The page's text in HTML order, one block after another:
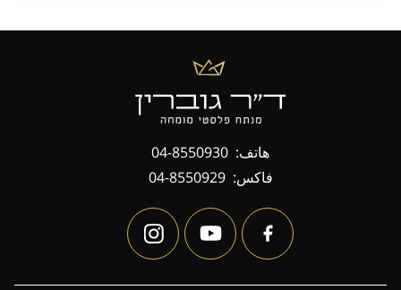
هاتف: 04-8550930
فاكس: 04-8550929